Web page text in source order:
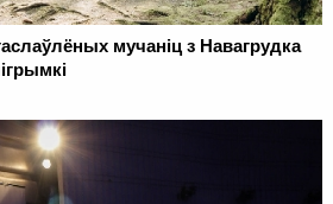
мучаніц з Навагрудка